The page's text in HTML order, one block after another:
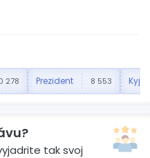
278 Prezident 8 553 Kyjev
tak svoj